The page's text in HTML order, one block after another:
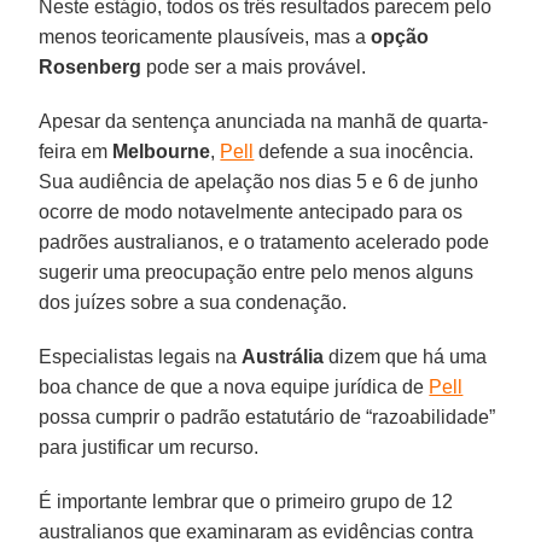
Neste estágio, todos os três resultados parecem pelo
menos teoricamente plausíveis, mas aopção
Rosenberg pode ser a mais provável.
Apesar da sentença anunciada na manhã de quarta-
feira em Melbourne, Pell
defende a sua inocência.
Sua audiência de apelação nos dias 5 e 6 de junho
ocorre de modo notavelmente antecipado para os
padrões australianos, e o tratamento acelerado pode
sugerir uma preocupação entre pelo menos alguns
dos juízes sobre a sua condenação.
Especialistas legais na Austrália dizem que há uma
boa chance de que a nova equipe jurídica de Pell
possa cumprir o padrão estatutário de “razoabilidade”
para justificar um recurso.
É importante lembrar que o primeiro grupo de 12
australianos que examinaram as evidências contra